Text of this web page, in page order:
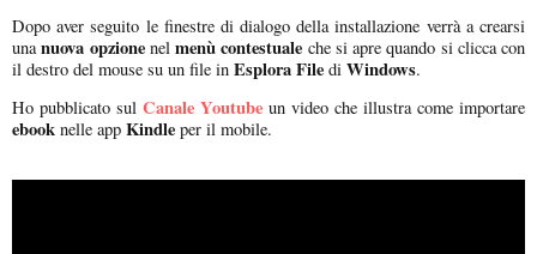
Dopo aver seguito le finestre di dialogo della installazione verrà a crearsi
unanuova opzionenel menù contestuale che si apre quando si clicca con
il destro del mouse su un file in Esplora File di Windows.
Ho pubblicato sul Canale Youtube un video che illustra come importare
ebook nelle app Kindle per il mobile.